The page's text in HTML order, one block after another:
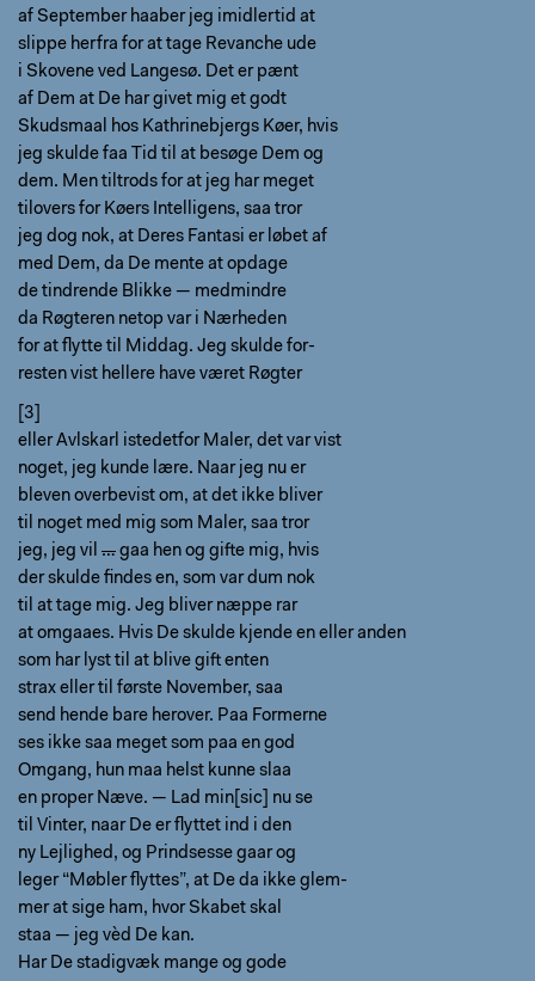
af September haaber jeg imidlertid at
slippe herfra for at tage Revanche ude
i Skovene ved Langesø. Det er pænt
af Dem at De har givet mig et godt
Skudsmaal hos Kathrinebjergs Køer, hvis
jeg skulde faa Tid til at besøge Dem og
dem. Men tiltrods for at jeg har meget
tilovers for Køers Intelligens, saa tror
jeg dog nok, at Deres Fantasi er løbet af
med Dem, da De mente at opdage
de tindrende Blikke — medmindre
da Røgteren netop var i Nærheden
for at flytte til Middag. Jeg skulde for-
resten vist hellere have været Røgter
[3]
eller Avlskarl istedetfor Maler, det var vist
noget, jeg kunde lære. Naar jeg nu er
bleven overbevist om, at det ikke bliver
til noget med mig som Maler, saa tror
jeg, jeg vil … gaa hen og gifte mig, hvis
der skulde findes en, som var dum nok
til at tage mig. Jeg bliver næppe rar
at omgaaes. Hvis De skulde kjende en eller anden
som har lyst til at blive gift enten
strax eller til første November, saa
send hende bare herover. Paa Formerne
ses ikke saa meget som paa en god
Omgang, hun maa helst kunne slaa
en proper Næve. — Lad min[sic] nu se
til Vinter, naar De er flyttet ind i den
ny Lejlighed, og Prindsesse gaar og
leger “Møbler flyttes”, at De da ikke glem-
mer at sige ham, hvor Skabet skal
staa — jeg vèd De kan.
Har De stadigvæk mange og gode